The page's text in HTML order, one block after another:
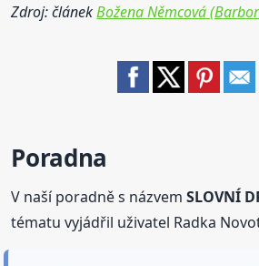
Zdroj: článekBožena Němcová
Poradna
V naší poradně s názvemSLOVNÍ
tématu vyjádřil uživatel Radka